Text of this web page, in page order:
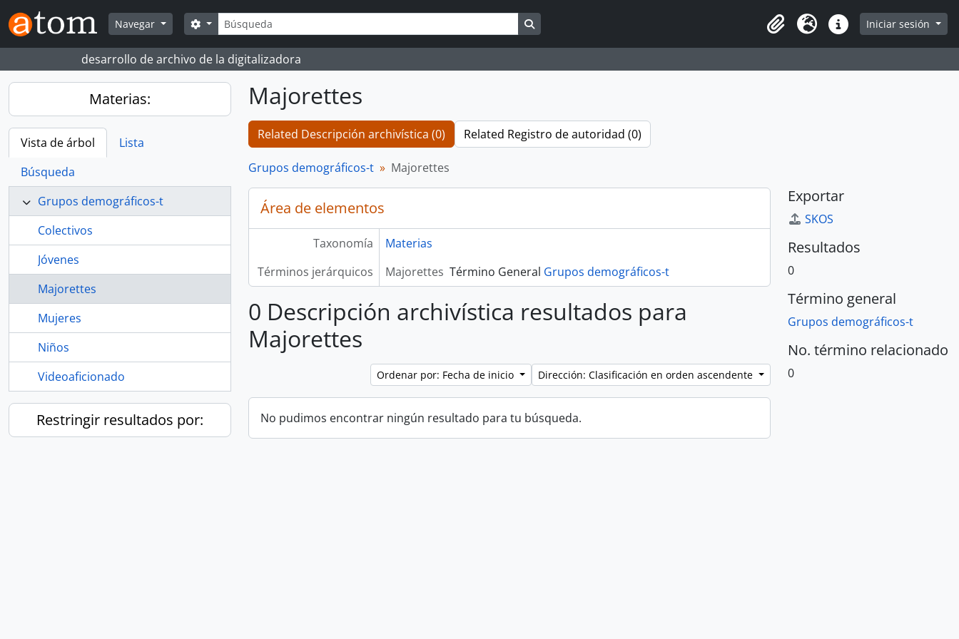
Skip to main content
Navegar
Búsqueda
Search options
Portapapeles
Idioma Enlaces rápidos
Iniciar sesión
desarrollo de archivo de la digitalizadora
Materias:
Vista de árbol
Lista
Búsqueda
Grupos demográficos-t
Colectivos
Jóvenes
Majorettes
Mujeres
Niños
Videoaficionado
Restringir resultados por:
Majorettes
Related Descripción archivística (0) Related Registro de autoridad (0)
Grupos demográficos-t Majorettes
Área de elementos
Taxonomía
Materias
Términos jerárquicos
Majorettes Término General Grupos demográficos-t
0 Descripción archivística resultados para
Majorettes
Ordenar por: Fecha de inicio Dirección: Clasificación en orden ascendente
No pudimos encontrar ningún resultado para tu búsqueda.
Exportar
SKOS
Resultados
0
Término general
Grupos demográficos-t
No. término relacionado
0